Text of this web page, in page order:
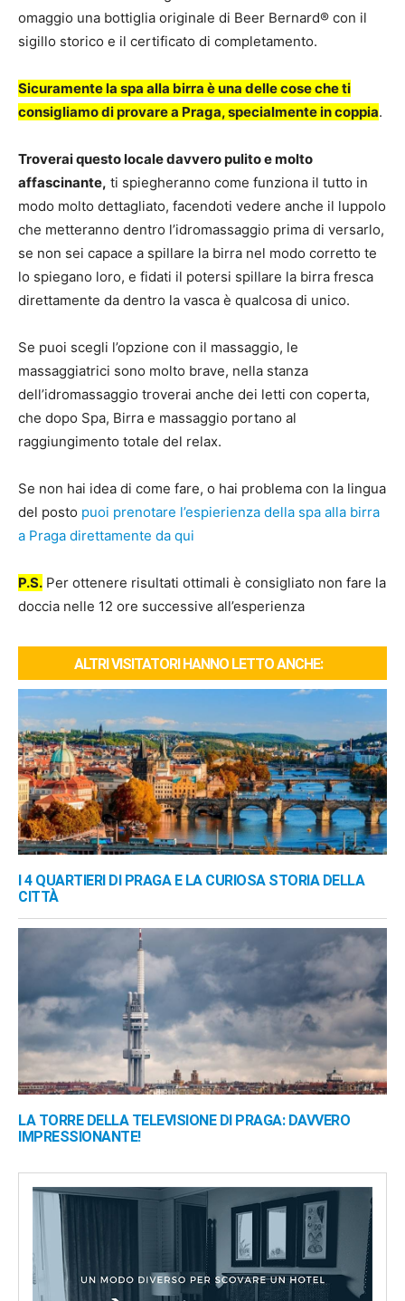
omaggio una bottiglia originale di Beer Bernard® con il
sigillo storico e il certificato di completamento.
Sicuramente la spa alla birra è una delle cose che ti
consigliamo di provare a Praga, specialmente in coppia.
Troverai questo locale davvero pulito e molto
affascinante, ti spiegheranno come funziona il tutto in
modo molto dettagliato, facendoti vedere anche il luppolo
che metteranno dentro l’idromassaggio prima di versarlo,
se non sei capace a spillare la birra nel modo corretto te
lo spiegano loro, e fidati il potersi spillare la birra fresca
direttamente da dentro la vasca è qualcosa di unico.
Se puoi scegli l’opzione con il massaggio, le
massaggiatrici sono molto brave, nella stanza
dell’idromassaggio troverai anche dei letti con coperta,
che dopo Spa, Birra e massaggio portano al
raggiungimento totale del relax.
Se non hai idea di come fare, o hai problema con la lingua
del posto puoi prenotare l’espierienza della spa alla birra
a Praga direttamente da qui
P.S. Per ottenere risultati ottimali è consigliato non fare la
doccia nelle 12 ore successive all’esperienza
ALTRI VISITATORI HANNO LETTO ANCHE:
I 4 QUARTIERI DI PRAGA E LA CURIOSA STORIA DELLA
CITTÀ
LA TORRE DELLA TELEVISIONE DI PRAGA: DAVVERO
IMPRESSIONANTE!